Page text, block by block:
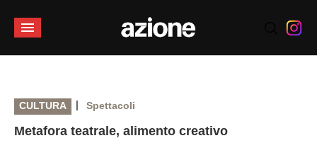
CULTURA | Spettacoli
Metafora teatrale, alimento creativo